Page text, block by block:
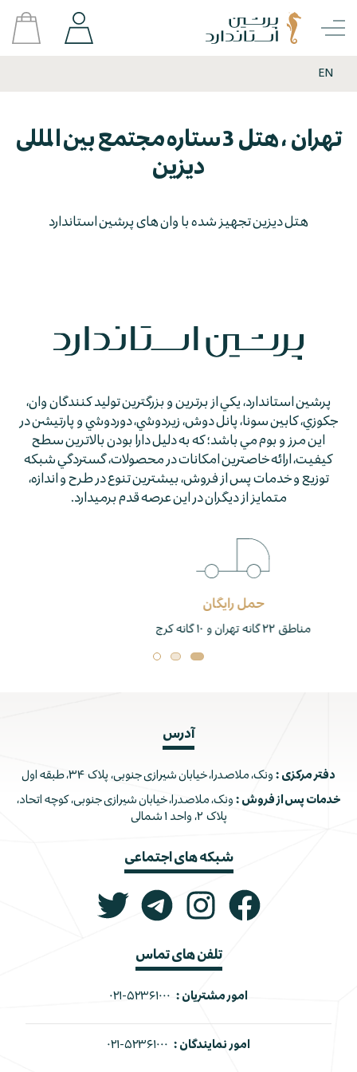
EN
تهران ، هتل 3 ستاره مجتمع بین المللی
دیزین
هتل دیزین تجهیز شده با وان های پرشین استاندارد
پرشين استاندارد، يكي از برترين و بزرگترين توليد كنندگان وان،
جكوزي، كابين سونا، پانل دوش، زيردوشي، دوردوشي و پارتيشن در
اين مرز و بوم مي باشد؛ كه به دليل دارا بودن بالاترين سطح
كيفيت، ارائه خاصترين امكانات در محصولات، گستردگي شبكه
توزيع و خدمات پس از فروش، بيشترين تنوع در طرح و اندازه،
متمايز از ديگران در اين عرصه قدم برمي­دارد.
خدمات قبل و پس از فروش ، بازدید ،
آدرس
دفتر مرکزی : ونک، ملاصدرا، خیابان شیرازی جنوبی، پلاک ۳۴، طبقه اول
خدمات پس از فروش : ونک، ملاصدرا، خیابان شیرازی جنوبی، کوچه اتحاد،
پلاک ۲، واحد ۱ شمالی
شبکه های اجتماعی
تلفن های تماس
امور مشتریان : ۰۲۱-۵۲۳۶۱۰۰۰
امور نمایندگان : ۰۲۱-۵۲۳۶۱۰۰۰